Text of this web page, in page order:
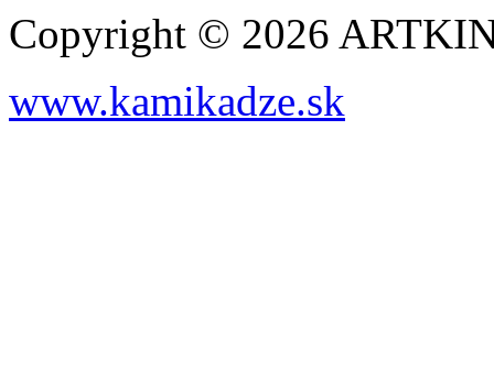
Copyright © 2026
www.kamikadze.sk